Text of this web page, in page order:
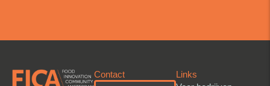
Contact
Links